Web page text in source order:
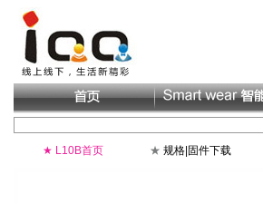
★ L10B首页 ★ 规格|固件下载